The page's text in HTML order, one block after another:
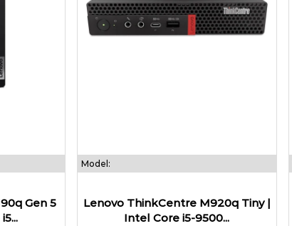
Gen 5
Model:
Lenovo ThinkCentre M920q Tiny |
Intel Core i5-9500...